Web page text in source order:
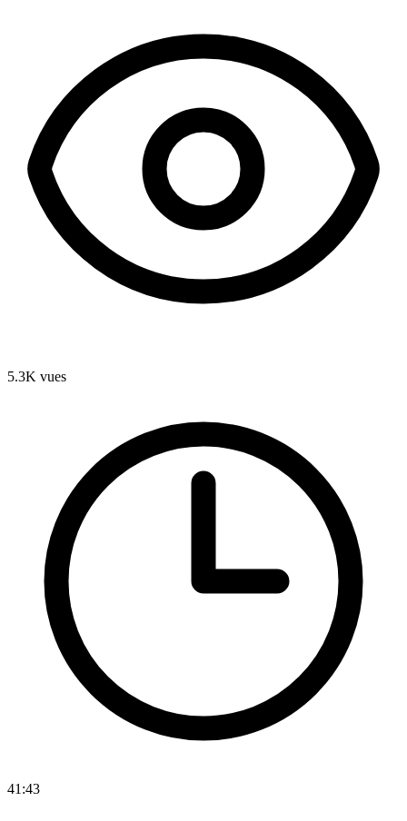
5.3K vues
41:43